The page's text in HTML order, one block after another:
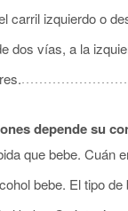
carril izquierdo o
dos vías, a la
depende su
que bebe. Cuán
bebe. El tipo de